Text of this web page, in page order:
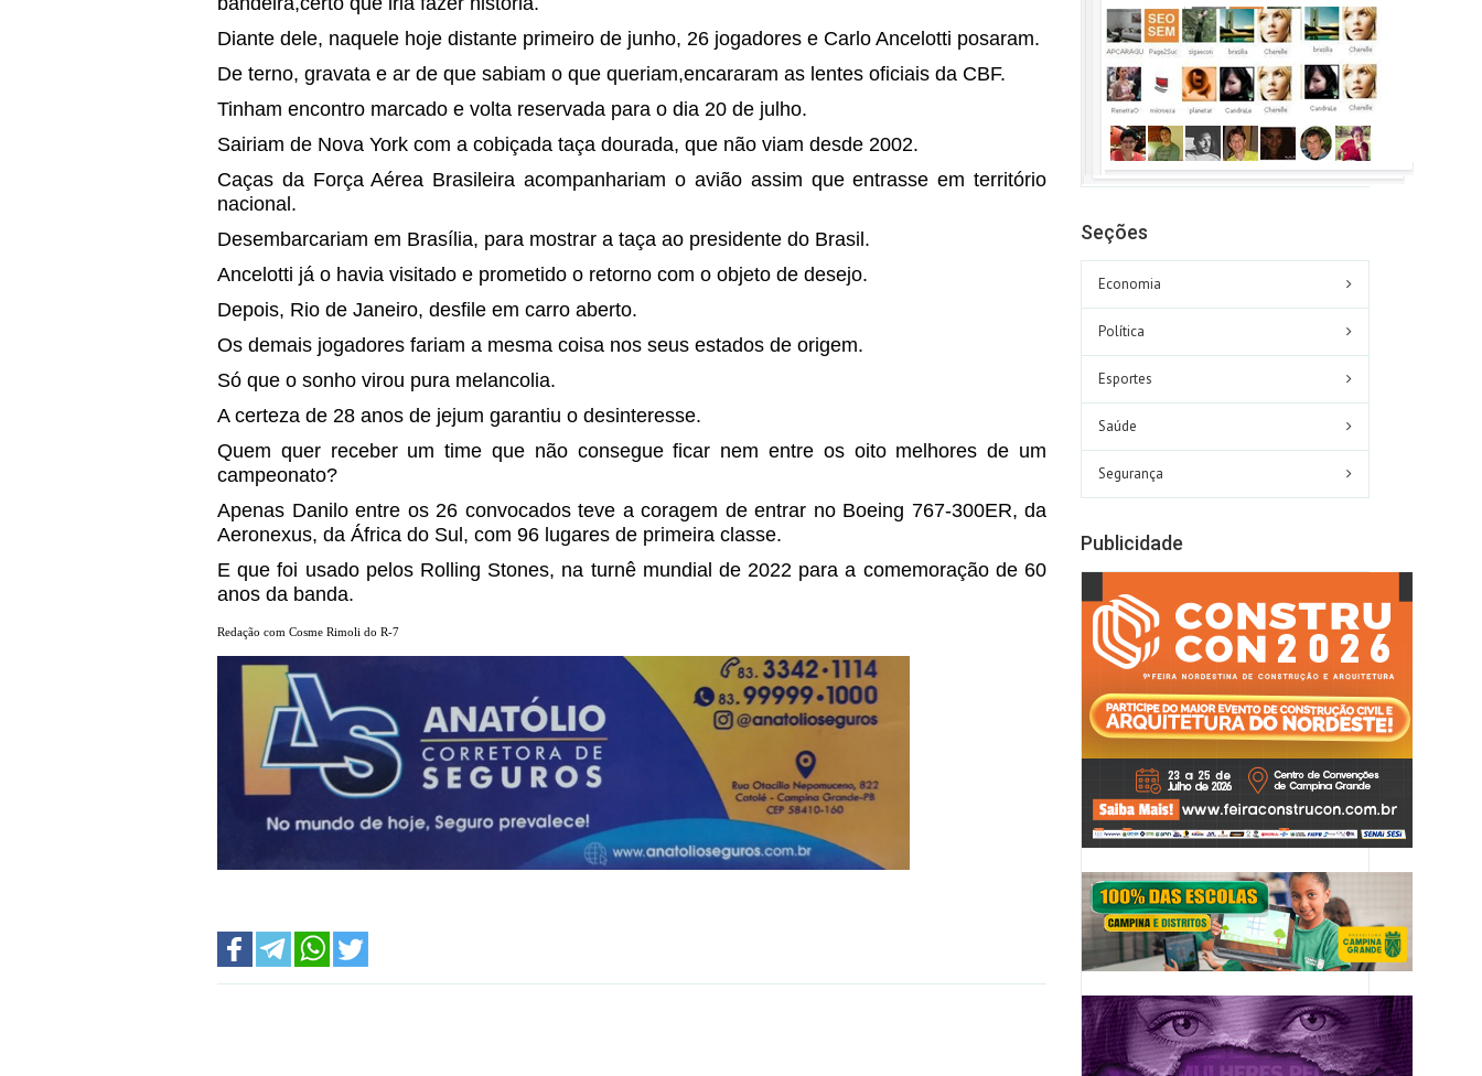
Diante dele, naquele hoje distante primeiro de junho, 26 jogadores e Carlo Ancelotti posaram.
De terno, gravata e ar de que sabiam o que queriam,encararam as lentes oficiais da CBF.
Tinham encontro marcado e volta reservada para o dia 20 de julho.
Sairiam de Nova York com a cobiçada taça dourada, que não viam desde 2002.
Caças da Força Aérea Brasileira acompanhariam o avião assim que entrasse em território
nacional.
Desembarcariam em Brasília, para mostrar a taça ao presidente do Brasil.
Ancelotti já o havia visitado e prometido o retorno com o objeto de desejo.
Depois, Rio de Janeiro, desfile em carro aberto.
Os demais jogadores fariam a mesma coisa nos seus estados de origem.
Só que o sonho virou pura melancolia.
A certeza de 28 anos de jejum garantiu o desinteresse.
Quem quer receber um time que não consegue ficar nem entre os oito melhores de um
campeonato?
Apenas Danilo entre os 26 convocados teve a coragem de entrar no Boeing 767-300ER, da
Aeronexus, da África do Sul, com 96 lugares de primeira classe.
E que foi usado pelos Rolling Stones, na turnê mundial de 2022 para a comemoração de 60
anos da banda.
Redação com Cosme Rimoli do R-7
Seções
Economia
Política
Esportes
Saúde
Segurança
Publicidade